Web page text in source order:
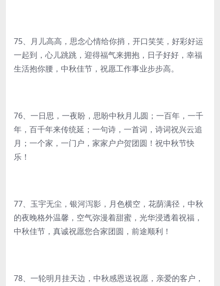
75、月儿高高，思念心情给你捎，开口笑笑，好彩好运
一起到，心儿跳跳，迎得福气来拥抱，日子好好，幸福
生活抱你腰，中秋佳节，祝愿工作事业步步高。
76、一日思，一夜盼，思盼中秋月儿圆；一百年，一千
年，百千年来传统延；一句诗，一首词，诗词祝兴云追
月；一个家，一门户，家家户户贺团圆！祝中秋节快
乐！
77、玉宇无尘，银河泻影，月色横空，花荫满径，中秋
的夜晚格外温馨，空气弥漫着甜蜜，光华浸透着祝福，
中秋佳节，真诚祝愿您合家团圆，前途顺利！
78、一轮明月挂天边，中秋感恩送祝愿，亲爱的客户，